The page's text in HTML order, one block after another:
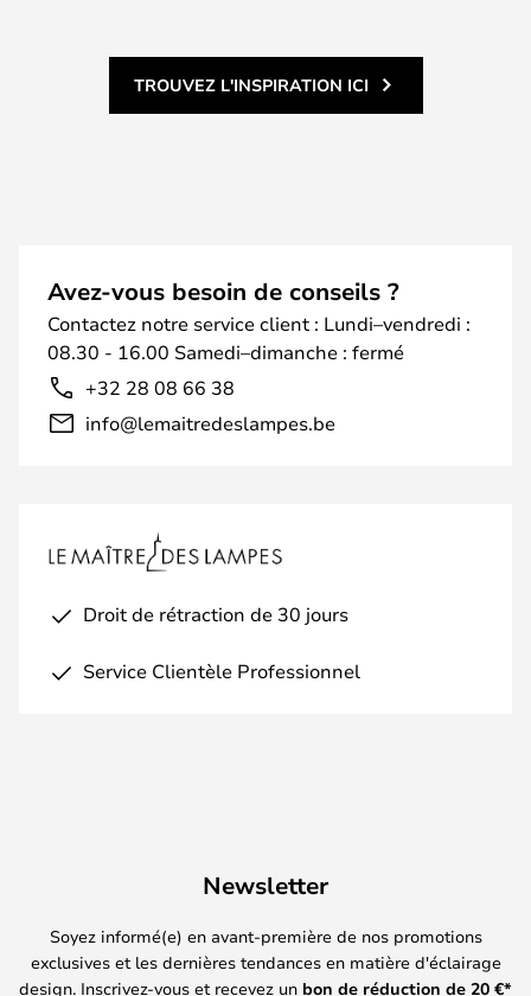
TROUVEZ L'INSPIRATION ICI
Avez-vous besoin de conseils ?
Contactez notre service client : Lundi–vendredi :
08.30 - 16.00 Samedi–dimanche : fermé
+32 28 08 66 38
info@lemaitredeslampes.be
Droit de rétraction de 30 jours
Service Clientèle Professionnel
Newsletter
Soyez informé(e) en avant-première de nos promotions
exclusives et les dernières tendances en matière d'éclairage
design. Inscrivez-vous et recevez un bon de réduction de 20 €*